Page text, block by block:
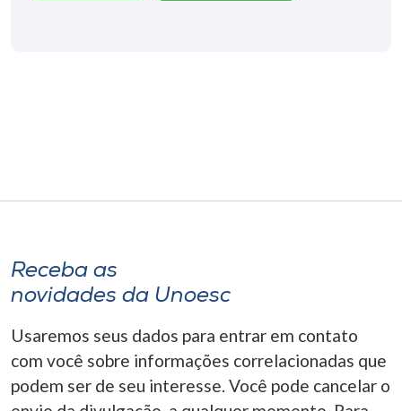
o idioma
A-
Receba as
novidades da Unoesc
Usaremos seus dados para entrar em contato
com você sobre informações correlacionadas que
podem ser de seu interesse. Você pode cancelar o